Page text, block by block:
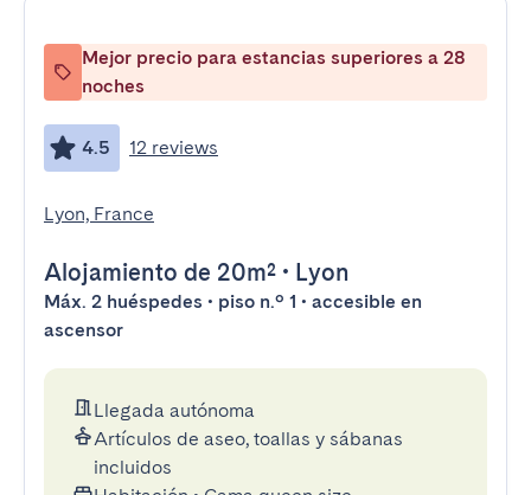
Mejor precio para estancias superiores a 28
noches
4.5 12 reviews
Lyon, France
Alojamiento de 20m² • Lyon
Máx. 2 huéspedes • piso n.º 1 • accesible en
ascensor
Llegada autónoma
Artículos de aseo, toallas y sábanas
incluidos